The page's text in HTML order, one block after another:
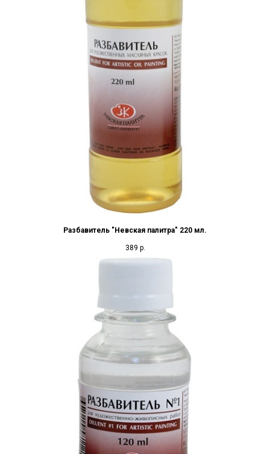
Разбавитель "Невская палитра" 220 мл.
389 р.